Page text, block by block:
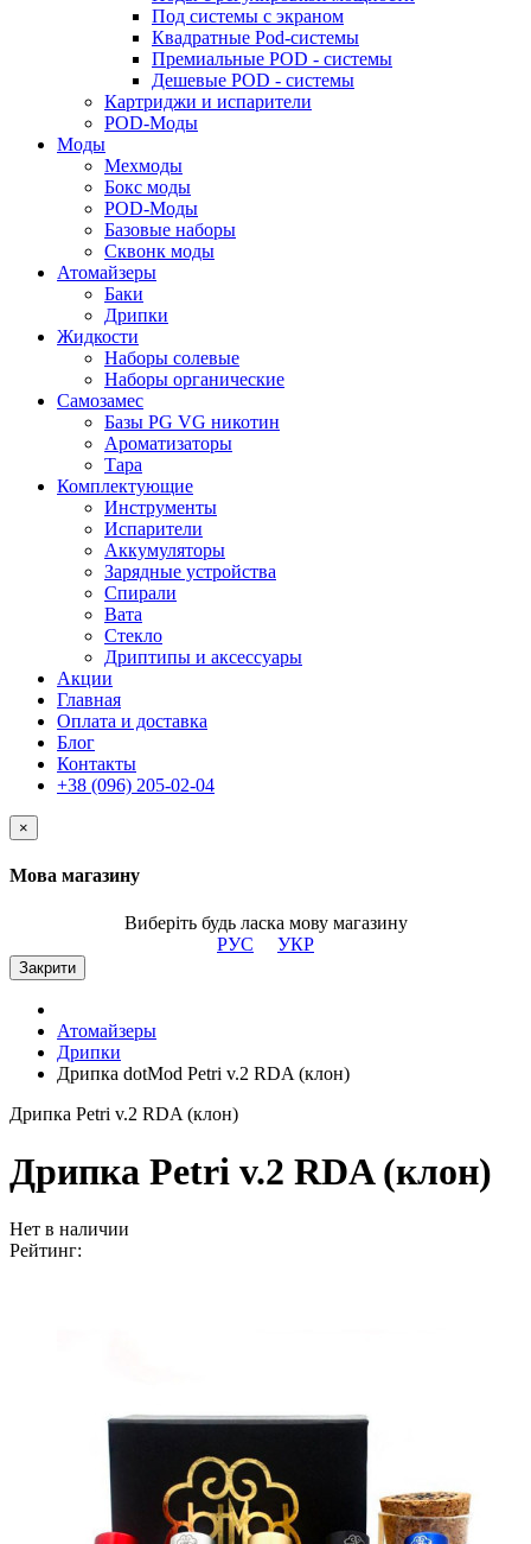
Под системы с экраном
Квадратные Pod-системы
Премиальные POD - системы
Дешевые POD - системы
Картриджи и испарители
POD-Моды
Моды
Мехмоды
Бокс моды
POD-Моды
Базовые наборы
Сквонк моды
Атомайзеры
Баки
Дрипки
Жидкости
Наборы солевые
Наборы органические
Самозамес
Базы PG VG никотин
Ароматизаторы
Тара
Комплектующие
Инструменты
Испарители
Аккумуляторы
Зарядные устройства
Спирали
Вата
Стекло
Дриптипы и аксессуары
Акции
Главная
Оплата и доставка
Блог
Контакты
+38 (096) 205-02-04
×
Мова магазину
Виберіть будь ласка мову магазину
РУС
УКР
Закрити
Атомайзеры
Дрипки
Дрипка dotMod Petri v.2 RDA (клон)
Дрипка Petri v.2 RDA (клон)
Дрипка Petri v.2 RDA (клон)
Нет в наличии
Рейтинг: